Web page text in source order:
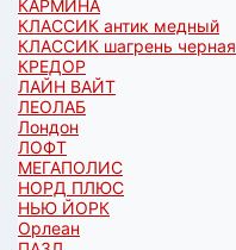
КАРМИНА
КЛАССИК антик медный
КЛАССИК шагрень черная
КРЕДОР
ЛАЙН ВАЙТ
ЛЕОЛАБ
Лондон
ЛОФТ
МЕГАПОЛИС
НОРД ПЛЮС
НЬЮ ЙОРК
Орлеан